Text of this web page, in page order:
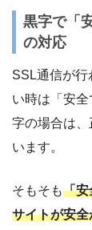
黒字で「
の対応
SSL通信が行
い時は「安
字の場合は
います。
そもそも「安
サイトが安